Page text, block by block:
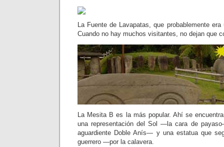
La Fuente de Lavapatas, que probablemente
Cuando no hay muchos visitantes, no dejan que
La Mesita B es la más popular. Ahí se
una representación del Sol —la cara de
aguardiente Doble Anís— y una estatua que
guerrero —por la calavera.